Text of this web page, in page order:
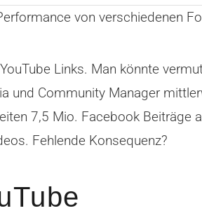
von verschiedenen
Links. Man könnte
und Community Manager
7,5 Mio. Facebook Beiträge
Fehlende Konsequenz?